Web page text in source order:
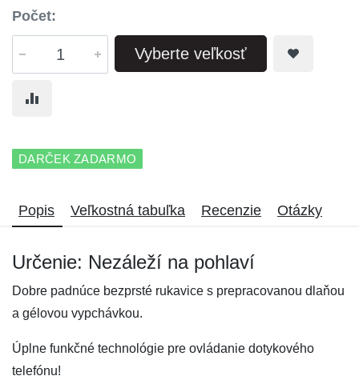
Počet:
Vyberte veľkosť
DARČEK ZADARMO
Popis Veľkostná tabuľka Recenzie Otázky
Určenie: Nezáleží na pohlaví
Dobre padnúce bezprsté rukavice s prepracovanou dlaňou
a gélovou vypchávkou.
Úplne funkčné technológie pre ovládanie dotykového
telefónu!